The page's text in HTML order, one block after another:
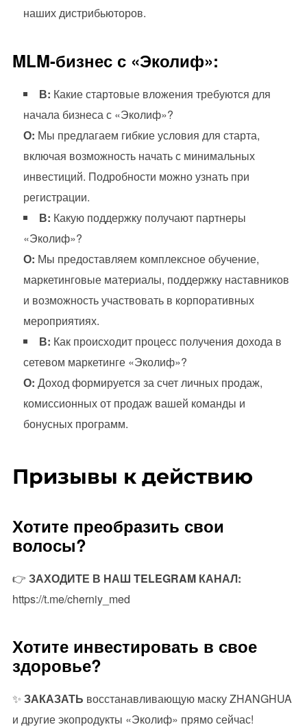
наших дистрибьюторов.
MLM-бизнес с «Эколиф»:
В: Какие стартовые вложения требуются для
начала бизнеса с «Эколиф»?
О: Мы предлагаем гибкие условия для старта,
включая возможность начать с минимальных
инвестиций. Подробности можно узнать при
регистрации.
В: Какую поддержку получают партнеры
«Эколиф»?
О: Мы предоставляем комплексное обучение,
маркетинговые материалы, поддержку наставников
и возможность участвовать в корпоративных
мероприятиях.
В: Как происходит процесс получения дохода в
сетевом маркетинге «Эколиф»?
О: Доход формируется за счет личных продаж,
комиссионных от продаж вашей команды и
бонусных программ.
Призывы к действию
Хотите преобразить свои
волосы?
👉 ЗАХОДИТЕ В НАШ TELEGRAM КАНАЛ:
https://t.me/cherniy_med
Хотите инвестировать в свое
здоровье?
✨ ЗАКАЗАТЬ восстанавливающую маску ZHANGHUA
и другие экопродукты «Эколиф» прямо сейчас!